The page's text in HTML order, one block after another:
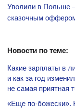
Уволили в Польше
сказочным
Новости по теме:
Какие зарплаты в
и как за год
не самая приятная
«Еще по-божески».